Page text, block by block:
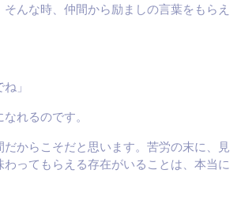
んな時、仲間から励ましの言葉をもらえ
」
れるのです。
からこそだと思います。苦労の末に、見
ってもらえる存在がいることは、本当に